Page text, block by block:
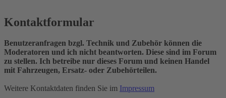
Kontaktformular
Benutzeranfragen bzgl. Technik und Zubehör können die
Moderatoren und ich nicht beantworten. Diese sind im Forum
zu stellen. Ich betreibe nur dieses Forum und keinen Handel
mit Fahrzeugen, Ersatz- oder Zubehörteilen.
Weitere Kontaktdaten finden Sie im Impressum